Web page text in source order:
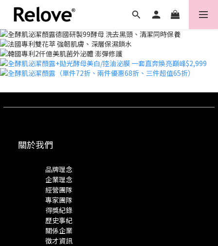
關於我們
品牌理念
企業理念
經營團隊
專家團隊
得獎紀錄
歷史事紀
關係企業
徵才資訊